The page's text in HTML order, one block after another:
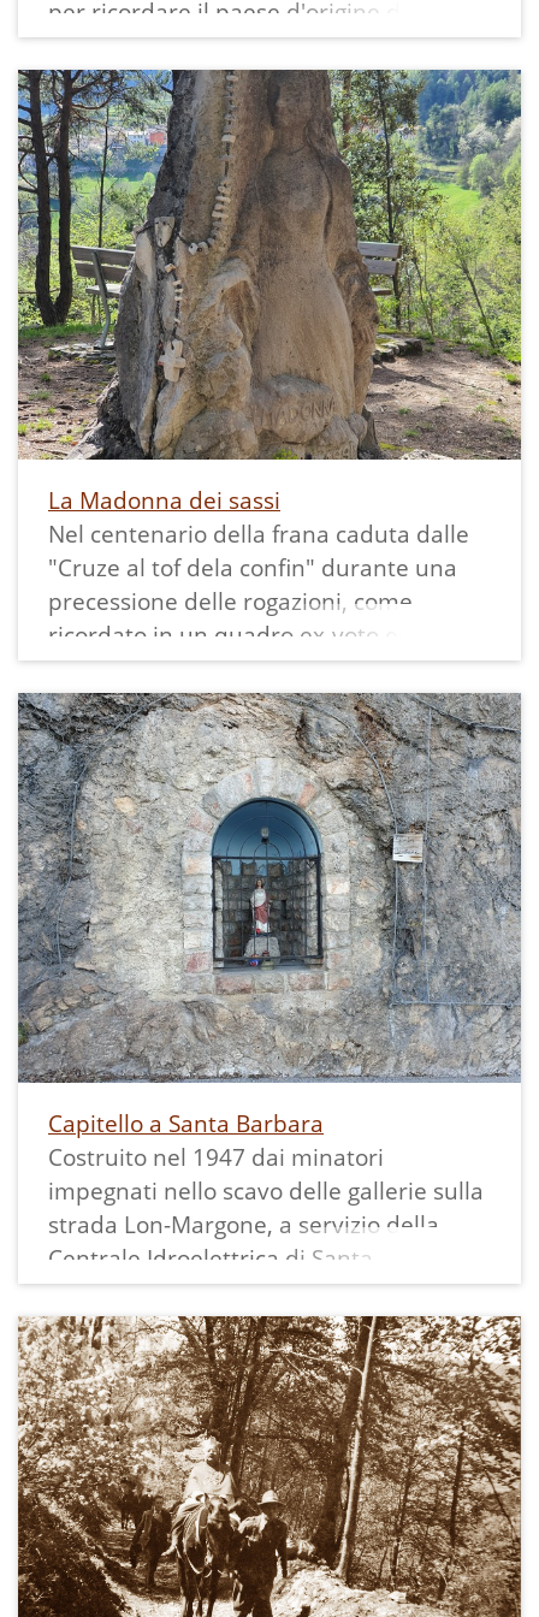
per ricordare il paese d'origine del
pittore.
Sulla mappa dei murales di Margone è
segnato col numero 7 e lo si può
ammirare insieme agli altri:
La Madonna dei sassi
Nel centenario della frana caduta dalle
"Cruze al tof dela confin" durante una
precessione delle rogazioni, come
ricordato in un quadro ex-voto esposto
nella chiesa di Ranzo, è stato inaugurato
il monumento dedicato alla Madonna
dei sassi, scolpito nella pietra da Aldo
Rigotti, artista del luogo.
Bibliografia:
Capitello a Santa Barbara
Costruito nel 1947 dai minatori
impegnati nello scavo delle gallerie sulla
strada Lon-Margone, a servizio della
Centrale Idroelettrica di Santa
Massenza, per venerare la loro Santa
protettrice ed averla vicina.
Santa Barbara, secondo il culto,
rinchiusa in una torre dal padre è stata
martirizzata e poi uccisa dal padre
stesso per aver abbracciato la fede
cristiana; il suo collegamento ai minatori
ed ai vigili del fuoco si deve al fatto che
le fiamme accese ai suoi fianchi si
spengono subito, mentre il padre, dopo